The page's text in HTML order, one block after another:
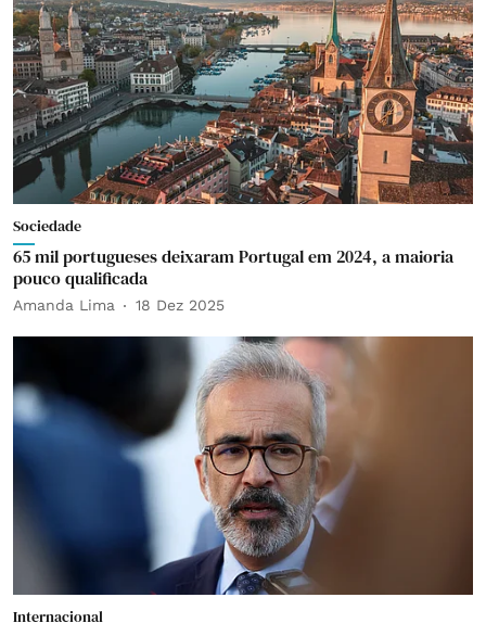
Sociedade
65 mil portugueses deixaram Portugal em 2024, a maioria
pouco qualificada
Amanda Lima 18 Dez 2025
Internacional